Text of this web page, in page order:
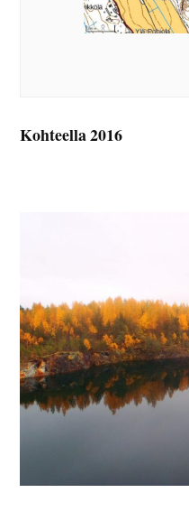
Kohteella 2016